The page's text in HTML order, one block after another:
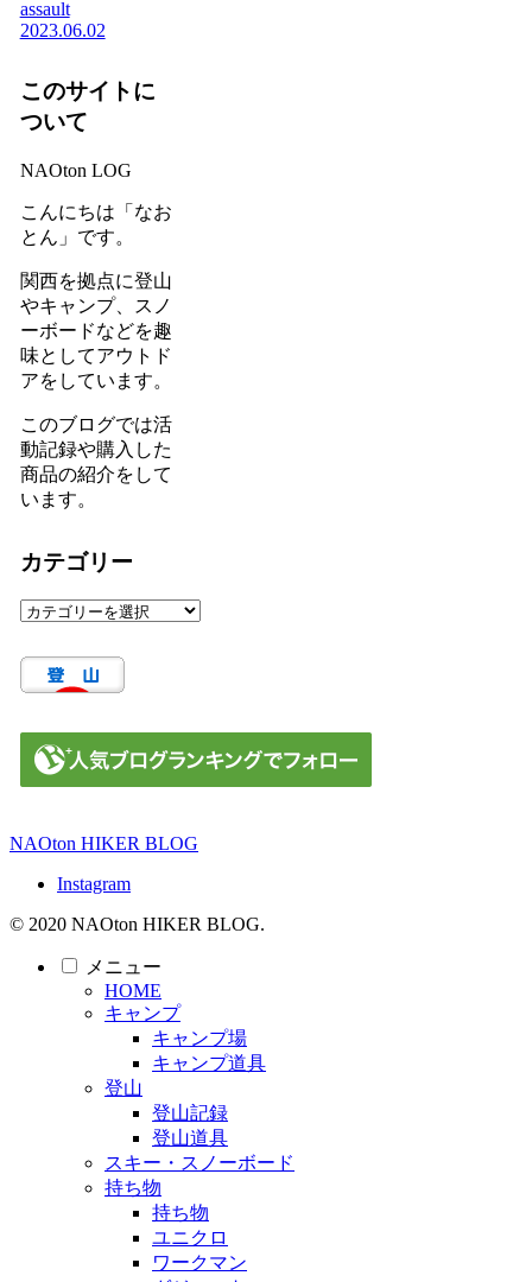
assault
2023.06.02
このサイトに
ついて
NAOton LOG
こんにちは「なお
とん」です。
関西を拠点に登山
やキャンプ、スノ
ーボードなどを趣
味としてアウトド
アをしています。
このブログでは活
動記録や購入した
商品の紹介をして
います。
カテゴリー
カ
ゴ
リ
NAOton HIKER BLOG
Instagram
© 2020 NAOton HIKER BLOG.
メニュー
HOME
キャンプ
キャンプ場
キャンプ道具
登山
登山記録
登山道具
スキー・スノーボード
持ち物
持ち物
ユニクロ
ワークマン